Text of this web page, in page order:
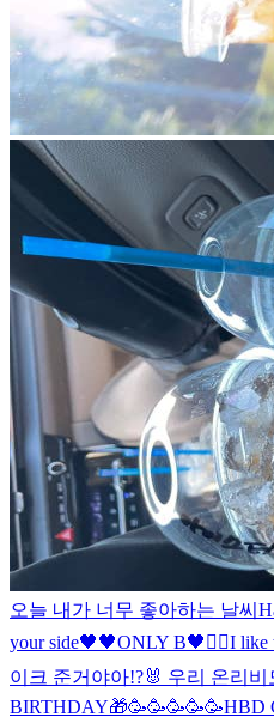
오늘 내가 너무 좋아하는 날씨
your side🖤🖤ONLY B🖤 ❤️‍🔥I
이크 준거야아!?🐰 우리 온리
BIRTHDAY🎁🥳🥳🥳🥳🥳HBD